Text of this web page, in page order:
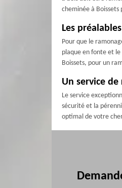
cheminée à
Les
Pour que le
plaque en fonte et le
Boissets, pour un
Un service de
Le service
sécurité et la
optimal de votre